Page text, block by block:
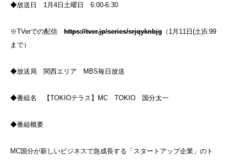
◆放送日 1月4日土曜日 6:00-6:30
※TVerでの配信 https://tver.jp/series/srjqyknbjg （1月11日(土)5:99
まで）
◆放送局 関西エリア MBS毎日放送
◆番組名 【TOKIOテラス】MC TOKIO 国分太一
◆番組概要
MC国分が新しいビジネスで急成長する「スタートアップ企業」のト